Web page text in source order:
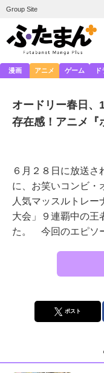
Group Site
漫画 アニメ ゲーム
オードリー春日、
存在感！アニメ『
６月２８日に放送さ
に、お笑いコンビ・
人気マッスルトレ
大会」９連覇中の王
た。 今回のエピソ
ポスト